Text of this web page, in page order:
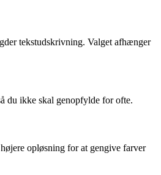
tekstudskrivning. Valget afhænger
du ikke skal genopfylde for ofte.
opløsning for at gengive farver